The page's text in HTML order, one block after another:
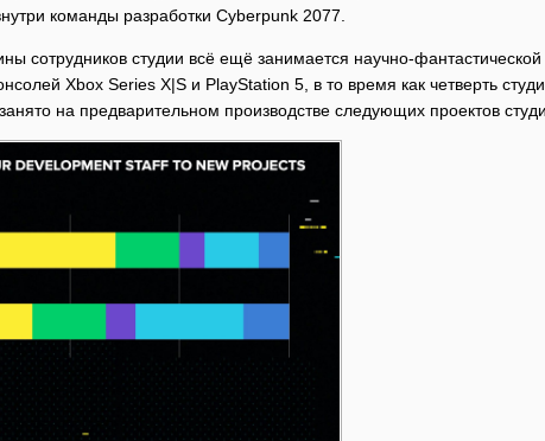
команды разработки Cyberpunk 2077.
сотрудников студии всё ещё занимается научно-
Xbox Series X|S и PlayStation 5, в то время как четверть
на предварительном производстве следующих проектов